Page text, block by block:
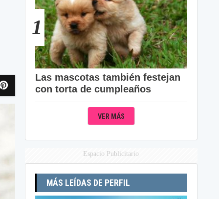
1
Las mascotas también festejan
con torta de cumpleaños
VER MÁS
Espacio Publicitario
MÁS LEÍDAS DE PERFIL